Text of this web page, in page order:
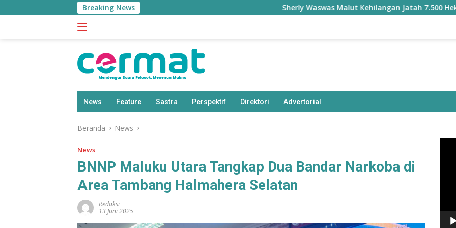
ke
Breaking News Sherly Waswas Malut Kehilangan Jatah 7.500 Hektare
News Feature Sastra Perspektif Direktori Advertorial
Beranda News
News
BNNP Maluku Utara Tangkap Dua Bandar Narkoba di
Area Tambang Halmahera Selatan
Redaksi
13 Juni 2025